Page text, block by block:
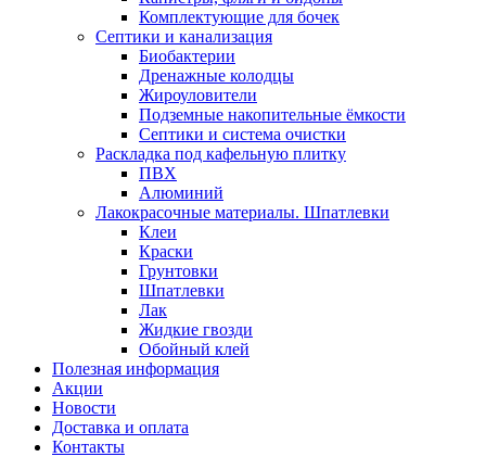
Комплектующие для бочек
Септики и канализация
Биобактерии
Дренажные колодцы
Жироуловители
Подземные накопительные ёмкости
Септики и система очистки
Раскладка под кафельную плитку
ПВХ
Алюминий
Лакокрасочные материалы. Шпатлевки
Клеи
Краски
Грунтовки
Шпатлевки
Лак
Жидкие гвозди
Обойный клей
Полезная информация
Акции
Новости
Доставка и оплата
Контакты